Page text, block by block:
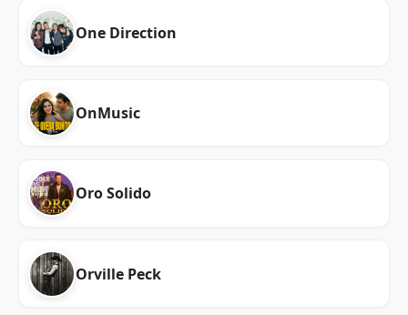
One Direction
OnMusic
Oro Solido
Orville Peck